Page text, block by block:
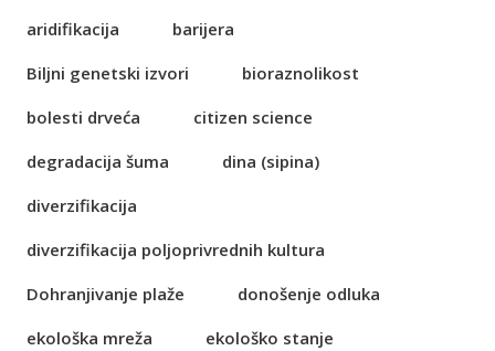
aridifikacija
barijera
Biljni genetski izvori
bioraznolikost
bolesti drveća
citizen science
degradacija šuma
dina (sipina)
diverzifikacija
diverzifikacija poljoprivrednih kultura
Dohranjivanje plaže
donošenje odluka
ekološka mreža
ekološko stanje